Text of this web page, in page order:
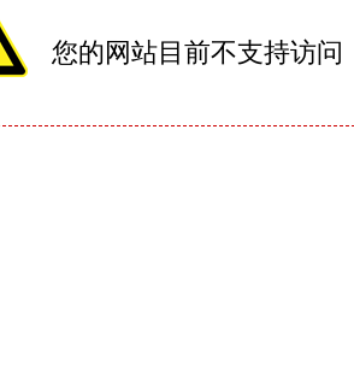
您的网站目前不支持访